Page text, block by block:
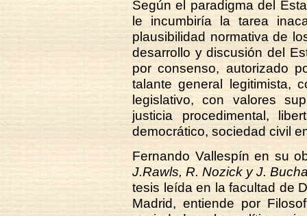
Según el paradigma del
le incumbiría la tarea
plausibilidad normativa de
desarrollo y discusión del
por consenso, autorizado
talante general legitimista,
legislativo, con valores
justicia procedimental,
democrático, sociedad civil
Fernando Vallespín en su
J.Rawls, R. Nozick y J.
tesis leída en la facultad de
Madrid, entiende por